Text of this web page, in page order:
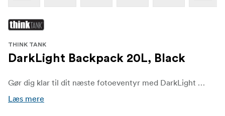
THINK TANK
DarkLight Backpack 20L, Black
Gør dig klar til dit næste fotoeventyr med DarkLight Backpack, en højtydende kamerataske designet til både by- og feltbrug. Tasken er udstyret med et laserskåret MOLLE-panel og taktiske båndskinner, så du nemt kan tilpasse din udstyrsopsætning. Tilføj modulære Think Tank-poser for at udvide din bæreevne og sikre, at du er forberedt på enhver fotografisk mission.
Læs mere